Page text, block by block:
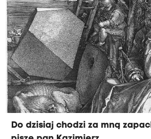
Do dzisiaj chodzi za mną